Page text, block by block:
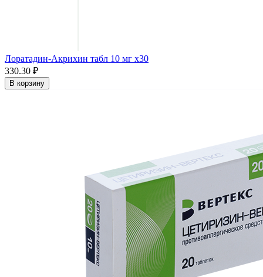
Лоратадин-Акрихин табл 10 мг x30
330.30 ₽
В корзину